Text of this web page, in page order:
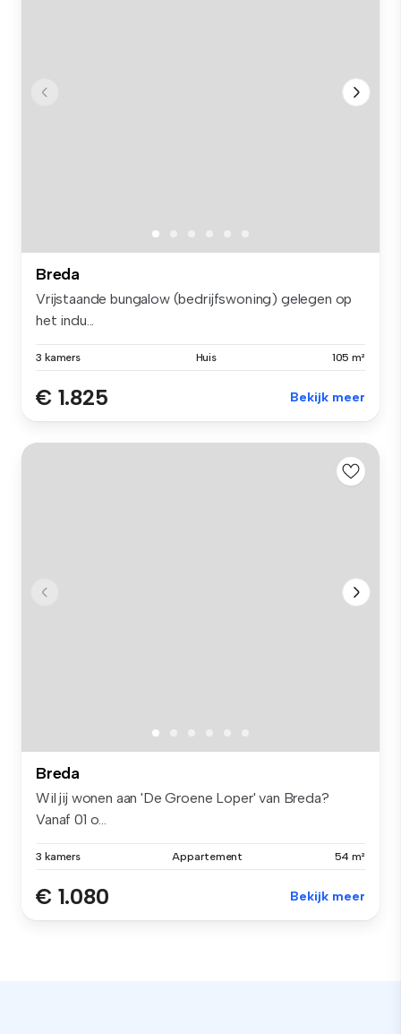
Breda
Vrijstaande bungalow (bedrijfswoning) gelegen op
het indu...
3 kamers Huis 105 m²
€ 1.825 Bekijk meer
Breda
Wil jij wonen aan 'De Groene Loper' van Breda?
Vanaf 01 o...
3 kamers Appartement 54 m²
€ 1.080 Bekijk meer